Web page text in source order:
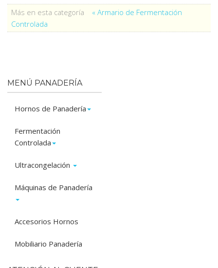
Más en esta categoría
« Armario de Fermentación
Controlada
MENÚ PANADERÍA
Hornos de Panadería
Fermentación
Controlada
Ultracongelación
Máquinas de Panadería
Accesorios Hornos
Mobiliario Panadería